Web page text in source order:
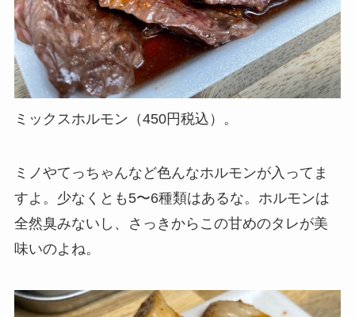
ミックスホルモン（450円税込）。
ミノやてっちゃんなど色んなホルモンが入ってま
すよ。少なくとも5〜6種類はあるな。ホルモンは
全然臭みないし、さっきからこの甘めのタレが美
味いのよね。